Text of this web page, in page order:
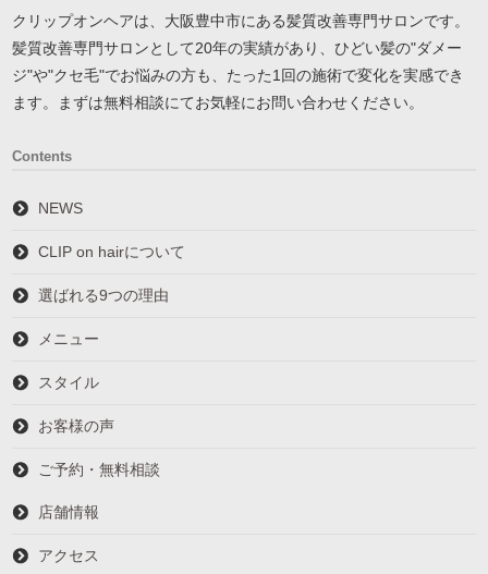
クリップオンヘアは、大阪豊中市にある髪質改善専門サロンです。
髪質改善専門サロンとして20年の実績があり、ひどい髪の"ダメー
ジ"や"クセ毛"でお悩みの方も、たった1回の施術で変化を実感でき
ます。まずは無料相談にてお気軽にお問い合わせください。
Contents
NEWS
CLIP on hairについて
選ばれる9つの理由
メニュー
スタイル
お客様の声
ご予約・無料相談
店舗情報
アクセス